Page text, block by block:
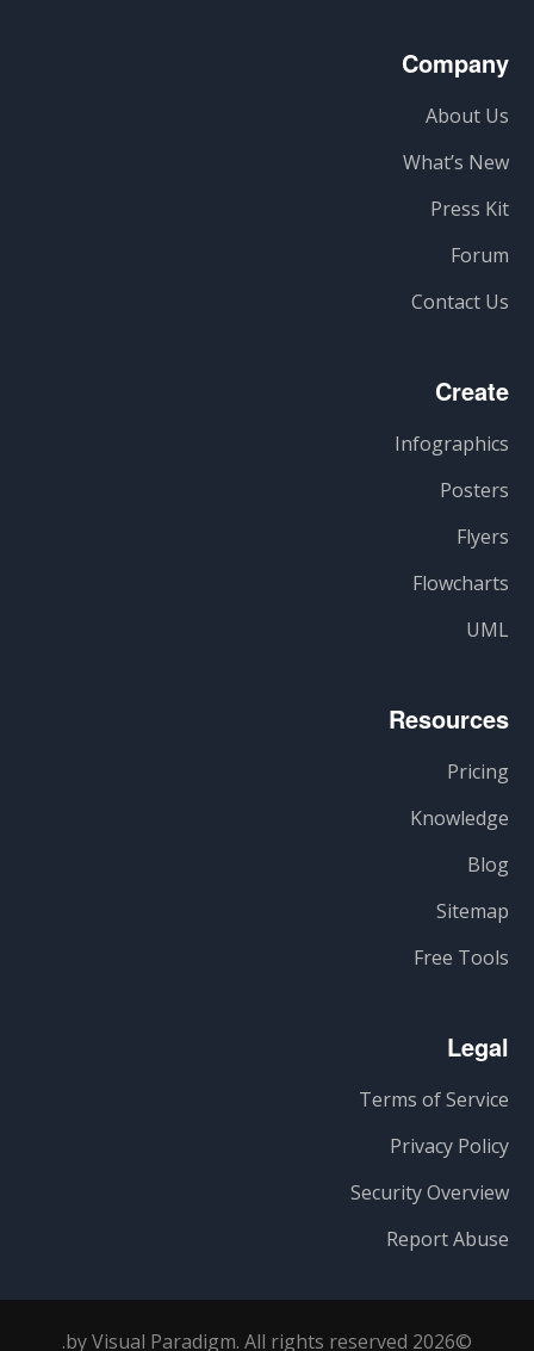
Company
About Us
What’s New
Press Kit
Forum
Contact Us
Create
Infographics
Posters
Flyers
Flowcharts
UML
Resources
Pricing
Knowledge
Blog
Sitemap
Free Tools
Legal
Terms of Service
Privacy Policy
Security Overview
Report Abuse
©2026 by Visual Paradigm. All rights reserved.